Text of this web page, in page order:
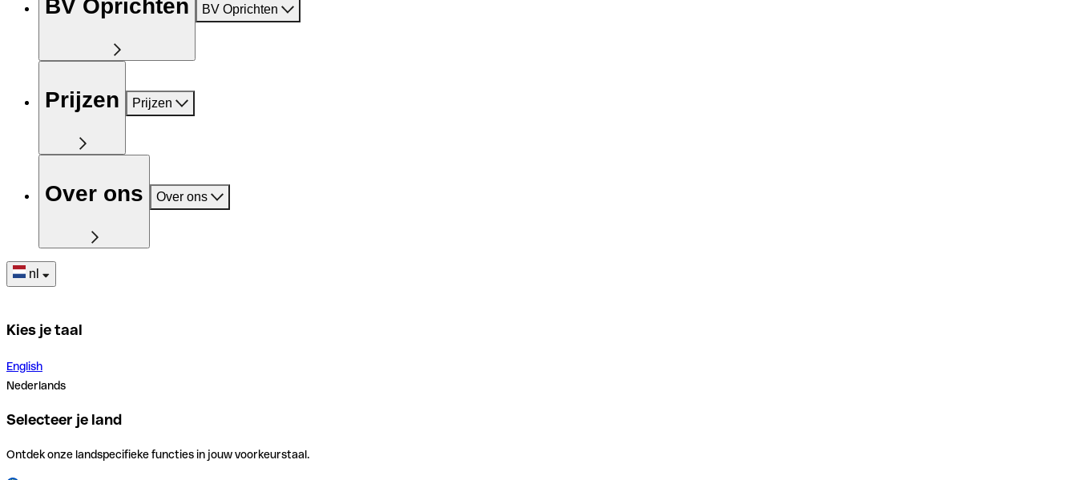
BV Oprichten BV Oprichten
Prijzen Prijzen
Over ons Over ons
nl
Kies je taal
English
Nederlands
Selecteer je land
Ontdek onze landspecifieke functies in jouw voorkeurstaal.